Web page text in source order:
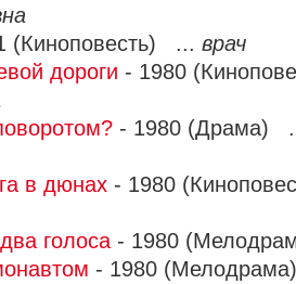
(Киноповесть) ... врач
дороги - 1980
- 1980 (Драма)
в дюнах - 1980
голоса - 1980
- 1980